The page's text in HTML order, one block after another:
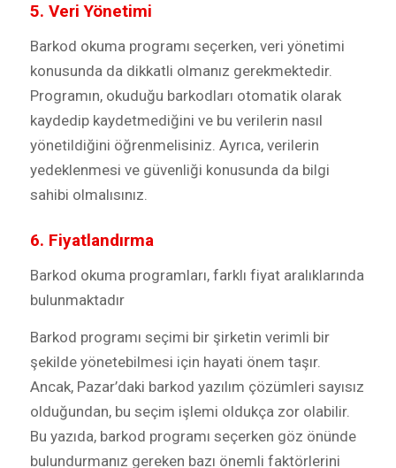
5. Veri Yönetimi
Barkod okuma programı seçerken, veri yönetimi
konusunda da dikkatli olmanız gerekmektedir.
Programın, okuduğu barkodları otomatik olarak
kaydedip kaydetmediğini ve bu verilerin nasıl
yönetildiğini öğrenmelisiniz. Ayrıca, verilerin
yedeklenmesi ve güvenliği konusunda da bilgi
sahibi olmalısınız.
6. Fiyatlandırma
Barkod okuma programları, farklı fiyat aralıklarında
bulunmaktadır
Barkod programı seçimi bir şirketin verimli bir
şekilde yönetebilmesi için hayati önem taşır.
Ancak, Pazar’daki barkod yazılım çözümleri sayısız
olduğundan, bu seçim işlemi oldukça zor olabilir.
Bu yazıda, barkod programı seçerken göz önünde
bulundurmanız gereken bazı önemli faktörlerini